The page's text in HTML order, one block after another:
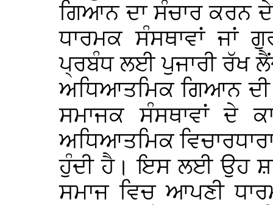
ਗਿਆਨ ਦਾ ਸੰਚਾਰ ਕਰਨ
ਧਾਰਮਕ ਸੰਸਥਾਵਾਂ ਜਾਂ
ਪ੍ਰਬੰਧ ਲਈ ਪੁਜਾਰੀ ਰੱਖ
ਅਧਿਆਤਮਿਕ ਗਿਆਨ ਦੀ
ਸਮਾਜਕ ਸੰਸਥਾਵਾਂ ਦੇ
ਅਧਿਆਤਮਿਕ
ਹੁੰਦੀ ਹੈ। ਇਸ ਲਈ ਉਹ
ਸਮਾਜ ਵਿਚ ਆਪਣੀ